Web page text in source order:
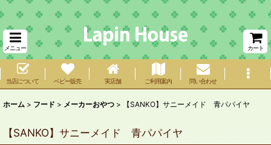
メニュー カート
当店について ベビー販売 実店舗 ご利用案内 問い合わせ
ホーム > フード > メーカーおやつ > 【SANKO】サニーメイド 青パパイヤ
【SANKO】サニーメイド 青パパイヤ